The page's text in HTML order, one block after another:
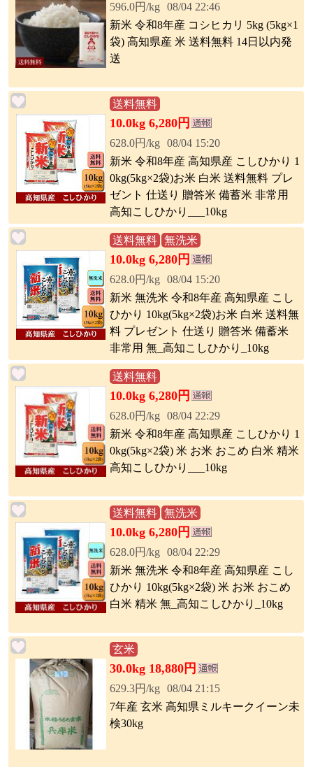
596.0円/kg 08/04 22:46
新米 令和8年産 コシヒカリ 5kg (5kg×1
袋) 高知県産 米 送料無料 14日以内発
送
送料無料
10.0kg 6,280円
628.0円/kg 08/04 15:20
新米 令和8年産 高知県産 こしひかり 1
0kg(5kg×2袋)お米 白米 送料無料 プレ
ゼント 仕送り 贈答米 備蓄米 非常用
高知こしひかり___10kg
送料無料 無洗米
10.0kg 6,280円
628.0円/kg 08/04 15:20
新米 無洗米 令和8年産 高知県産 こし
ひかり 10kg(5kg×2袋)お米 白米 送料無
料 プレゼント 仕送り 贈答米 備蓄米
非常用 無_高知こしひかり_10kg
送料無料
10.0kg 6,280円
628.0円/kg 08/04 22:29
新米 令和8年産 高知県産 こしひかり 1
0kg(5kg×2袋) 米 お米 おこめ 白米 精米
高知こしひかり___10kg
送料無料 無洗米
10.0kg 6,280円
628.0円/kg 08/04 22:29
新米 無洗米 令和8年産 高知県産 こし
ひかり 10kg(5kg×2袋) 米 お米 おこめ
白米 精米 無_高知こしひかり_10kg
玄米
30.0kg 18,880円
629.3円/kg 08/04 21:15
7年産 玄米 高知県ミルキークイーン未
検30kg